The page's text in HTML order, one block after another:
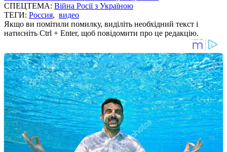
СПЕЦТЕМА: Війна Росії з Україною
ТЕГИ: Россия, видео
Якщо ви помітили помилку, виділіть необхідний текст і
натисніть Ctrl + Enter, щоб повідомити про це редакцію.